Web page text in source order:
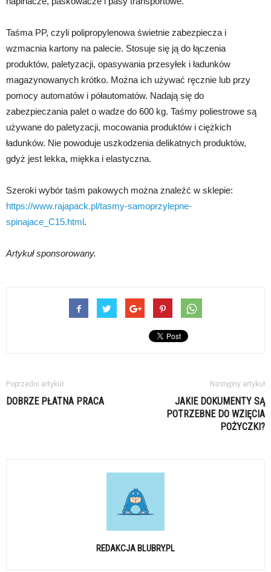
Taśma PP, czyli polipropylenowa świetnie zabezpiecza i
wzmacnia kartony na palecie. Stosuje się ją do łączenia
produktów, paletyzacji, opasywania przesyłek i ładunków
magazynowanych krótko. Można ich używać ręcznie lub przy
pomocy automatów i półautomatów. Nadają się do
zabezpieczania palet o wadze do 600 kg. Taśmy poliestrowe są
używane do paletyzacji, mocowania produktów i ciężkich
ładunków. Nie powoduje uszkodzenia delikatnych produktów,
gdyż jest lekka, miękka i elastyczna.
Szeroki wybór taśm pakowych można znaleźć w sklepie:
https://www.rajapack.pl/tasmy-samoprzylepne-
spinajace_C15.html.
Artykuł sponsorowany.
Poprzedni artykuł
DOBRZE PŁATNA PRACA
Następny artykuł
JAKIE DOKUMENTY SĄ
POTRZEBNE DO WZIĘCIA
POŻYCZKI?
REDAKCJA BLUBRY.PL